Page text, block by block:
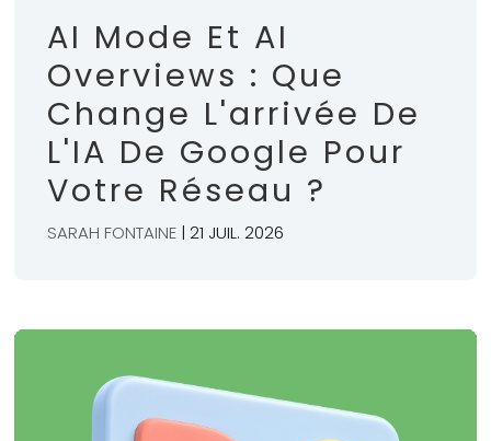
AI Mode Et AI
Overviews : Que
Change L'arrivée De
L'IA De Google Pour
Votre Réseau ?
SARAH FONTAINE | 21 JUIL. 2026